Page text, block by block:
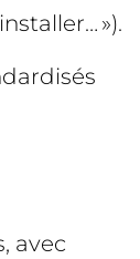
»).
avec